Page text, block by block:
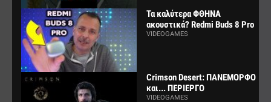
Τα καλύτερα ΦΘΗΝΑ
ακουστικά? Redmi Buds 8 Pro
VIDEOGAMES
Crimson Desert: ΠΑΝΕΜΟΡΦΟ
και... ΠΕΡΙΕΡΓΟ
VIDEOGAMES